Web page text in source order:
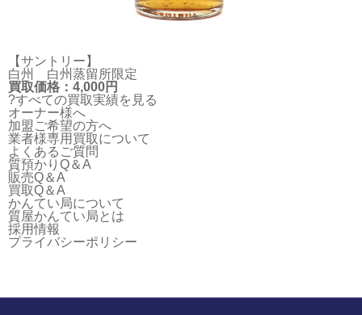
【サントリー】
白州 白州蒸留所限定
買取価格：4,000円
?すべての買取実績を見る
オーナー様へ
加盟ご希望の方へ
業者様専用買取について
よくあるご質問
質預かりQ＆A
販売Q＆A
買取Q＆A
かんてい局について
質屋かんてい局とは
採用情報
プライバシーポリシー